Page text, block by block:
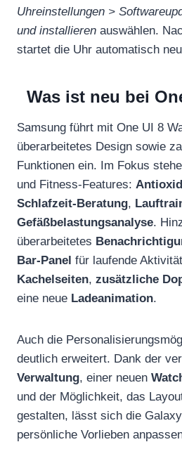
Uhreinstellungen >
und installieren auswählen.
startet die Uhr automatisch
Was ist neu bei
Samsung führt mit One UI 8
überarbeitetes Design sowie
Funktionen ein. Im Fokus
und Fitness-Features:
Schlafzeit-Beratung,
Gefäßbelastungsanalyse.
überarbeitetes
Bar-Panel für laufende
Kachelseiten, zusätzliche
eine neue Ladeanimation.
Auch die
deutlich erweitert. Dank der
Verwaltung, einer neuen
und der Möglichkeit, das
gestalten, lässt sich die
persönliche Vorlieben